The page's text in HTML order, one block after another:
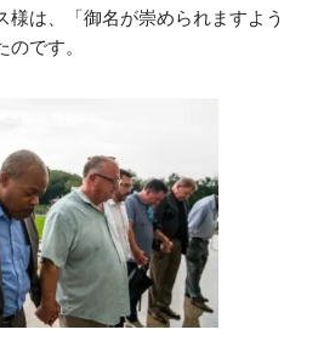
様は、「御名が崇められますよう
です。